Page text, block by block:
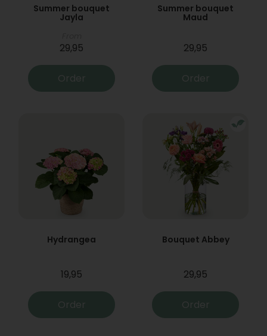
Summer bouquet
Jayla
29,95
Order
Summer bouquet
Maud
29,95
Order
Hydrangea
19,95
Order
Bouquet Abbey
29,95
Order